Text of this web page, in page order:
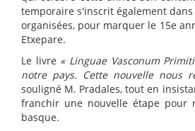
temporaire s'inscrit également
organisées, pour marquer le 15e
Etxepare.
Le livre « Linguae Vasconum
notre pays. Cette nouvelle nous
souligné M. Pradales, tout en
franchir une nouvelle étape pour
basque.